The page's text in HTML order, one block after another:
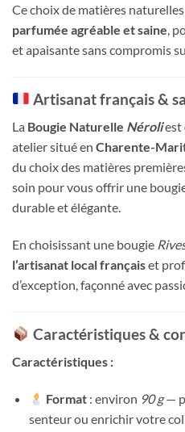
Ce choix de matières
parfumée agréable et saine ,
et apaisante sans compromis
Artisanat français &
La Bougie Naturelle Néroliest
atelier situé en Charente-
du choix des matières
soin pour vous offrir une
durable et élégante.
En choisissant une bougie
l’artisanat local françaiset
d’exception, façonné avec
Caractéristiques &
Caractéristiques :
Format : environ 90 g—
senteur ou enrichir votre